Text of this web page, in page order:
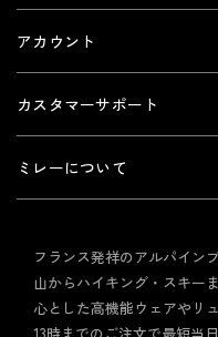
アカウント
カスタマーサポート
ミレーについて
フランス発祥のアルパイン
山からハイキング・スキー
心とした高機能ウェアやリ
13時までのご注文で最短当